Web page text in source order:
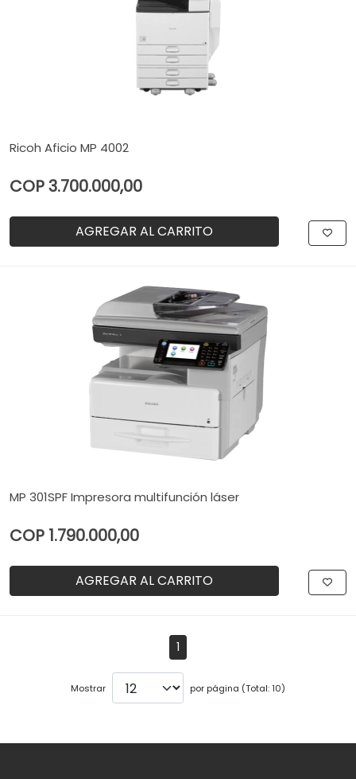
Ricoh Aficio MP 4002
COP 3.700.000,00
AGREGAR AL CARRITO
MP 301SPF Impresora multifunción láser
COP 1.790.000,00
AGREGAR AL CARRITO
1
Mostrar por página (Total: 10)